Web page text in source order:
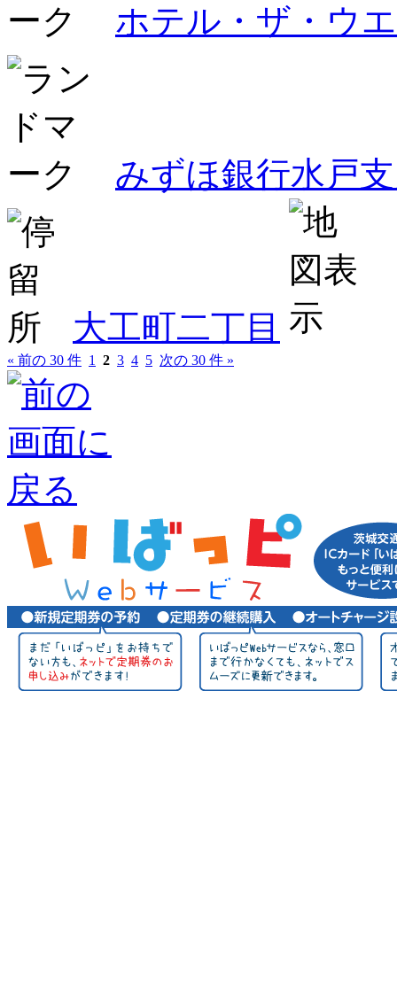
ホテル・ザ・ウ
みずほ銀行水戸
大工町二丁目
« 前の 30 件 1 2 3 4 5 次の 30 件 »